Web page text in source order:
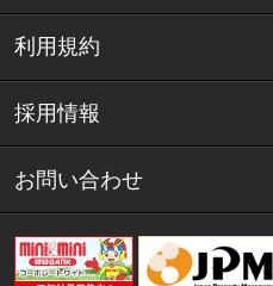
利用規約
採用情報
お問い合わせ